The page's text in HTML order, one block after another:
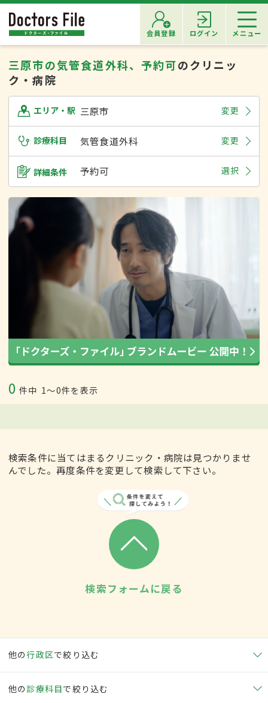
会員登録 ログイン メニュー
三原市の気管食道外科、予約可のクリニッ
ク・病院
エリア・駅 三原市 変更
診療科目 気管食道外科 変更
詳細条件 予約可 選択
0 件中 1〜0件を表示
検索条件に当てはまるクリニック・病院は見つかりませ
んでした。再度条件を変更して検索して下さい。
検索フォームに戻る
他の行政区で絞り込む
他の 診療科目で絞り込む